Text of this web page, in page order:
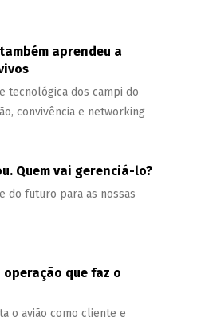
aprendeu a
tecnológica dos campi do
convivência e networking
Quem vai gerenciá-lo?
do futuro para as nossas
que faz o
o avião como cliente e